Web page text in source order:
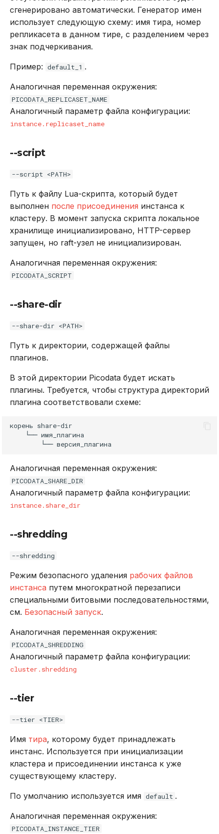
сгенерировано автоматически. Генератор имен
использует следующую схему: имя тира, номер
репликасета в данном тире, с разделением через
знак подчеркивания.
Пример: default_1 .
Аналогичная переменная окружения:
PICODATA_REPLICASET_NAME
Аналогичный параметр файла конфигурации:
instance.replicaset_name
--script
--script <PATH>
Путь к файлу Lua-скрипта, который будет
выполнен после присоединения инстанса к
кластеру. В момент запуска скрипта локальное
хранилище инициализировано, HTTP-сервер
запущен, но raft-узел не инициализирован.
Аналогичная переменная окружения:
PICODATA_SCRIPT
--share-dir
--share-dir <PATH>
Путь к директории, содержащей файлы
плагинов.
В этой директории Picodata будет искать
плагины. Требуется, чтобы структура директорий
плагина соответствовали схеме:
корень share-dir
    └── имя_плагина
Аналогичная переменная окружения:
PICODATA_SHARE_DIR
Аналогичный параметр файла конфигурации:
instance.share_dir
--shredding
--shredding
Режим безопасного удаления рабочих файлов
инстанса путем многократной перезаписи
специальными битовыми последовательностями,
см. Безопасный запуск.
Аналогичная переменная окружения:
PICODATA_SHREDDING
Аналогичный параметр файла конфигурации:
cluster.shredding
--tier
--tier <TIER>
Имя тира, которому будет принадлежать
инстанс. Используется при инициализации
кластера и присоединении инстанса к уже
существующему кластеру.
По умолчанию используется имя default .
Аналогичная переменная окружения:
PICODATA_INSTANCE_TIER